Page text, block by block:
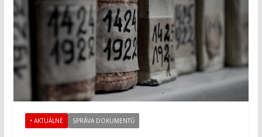
• AKTUÁLNĚ SPRÁVA DOKUMENTŮ